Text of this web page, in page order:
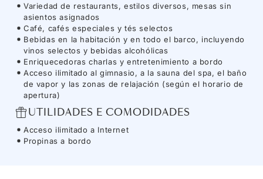
Variedad de restaurants, estilos diversos, mesas sin
asientos asignados
Café, cafés especiales y tés selectos
Bebidas en la habitación y en todo el barco, incluyendo
vinos selectos y bebidas alcohólicas
Enriquecedoras charlas y entretenimiento a bordo
Acceso ilimitado al gimnasio, a la sauna del spa, el baño
de vapor y las zonas de relajación (según el horario de
apertura)
UTILIDADES E COMODIDADES
Acceso ilimitado a Internet
Propinas a bordo